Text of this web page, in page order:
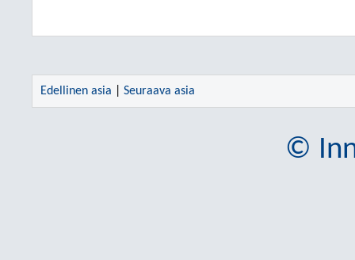
Edellinen asia Seuraava asia
©